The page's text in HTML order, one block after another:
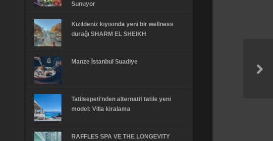
Sunuyor
Kızıldeniz kıyısında yeni bir wellness
durağı SHARM EL SHEIKH
Manze İstanbul Suadiye
Tatilsepeti’nden alternatif tatile yeni
model: Villa kiralama
RAFFLES SPA VE THE LONGEVITY